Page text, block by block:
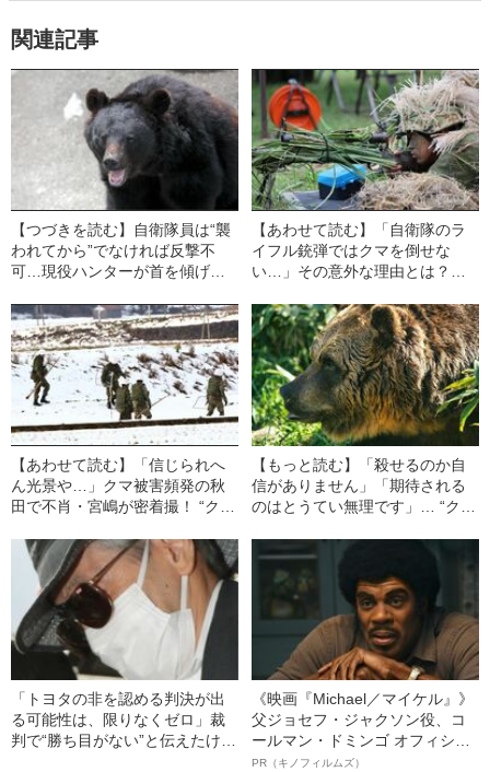
関連記事
【つづきを読む】自衛隊員は“襲
われてから”でなければ反撃不
可…現役ハンターが首を傾げる
ハードル
【あわせて読む】「自衛隊のラ
イフル銃弾ではクマを倒せな
い…」その意外な理由とは？
摘する“クマ駆除の残酷な背景”
【あわせて読む】「信じられへ
ん光景や…」クマ被害頻発の秋
田で不肖・宮嶋が密着撮！ “クマ
には見られない勇姿
【もっと読む】「殺せるのか自
信がありません」「期待される
のはとうてい無理です」… “クマ
「トヨタの非を認める判決が出
る可能性は、限りなくゼロ」裁
判で“勝ち目がない”と伝えたけれ
《映画『Michael／マイケル』》
父ジョセフ・ジャクソン役、コ
ールマン・ドミンゴ オフィシャ
ルインタビュー“観客を魅了した
PR（キノフィルムズ）